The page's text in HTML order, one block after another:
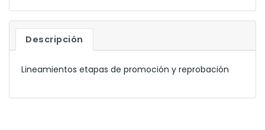
Descripción
Lineamientos etapas de promoción y reprobación